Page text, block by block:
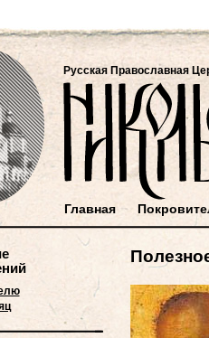
Русская Православная
Главная